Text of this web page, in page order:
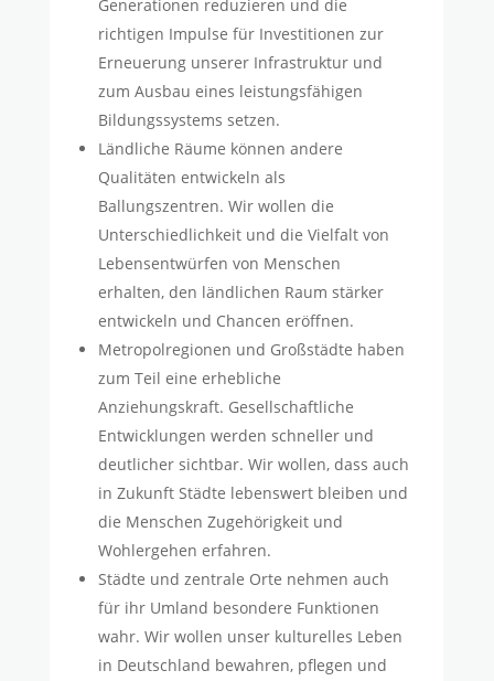
Generationen reduzieren und die
richtigen Impulse für Investitionen zur
Erneuerung unserer Infrastruktur und
zum Ausbau eines leistungsfähigen
Bildungssystems setzen.
Ländliche Räume können andere
Qualitäten entwickeln als
Ballungszentren. Wir wollen die
Unterschiedlichkeit und die Vielfalt von
Lebensentwürfen von Menschen
erhalten, den ländlichen Raum stärker
entwickeln und Chancen eröffnen.
Metropolregionen und Großstädte haben
zum Teil eine erhebliche
Anziehungskraft. Gesellschaftliche
Entwicklungen werden schneller und
deutlicher sichtbar. Wir wollen, dass auch
in Zukunft Städte lebenswert bleiben und
die Menschen Zugehörigkeit und
Wohlergehen erfahren.
Städte und zentrale Orte nehmen auch
für ihr Umland besondere Funktionen
wahr. Wir wollen unser kulturelles Leben
in Deutschland bewahren, pflegen und